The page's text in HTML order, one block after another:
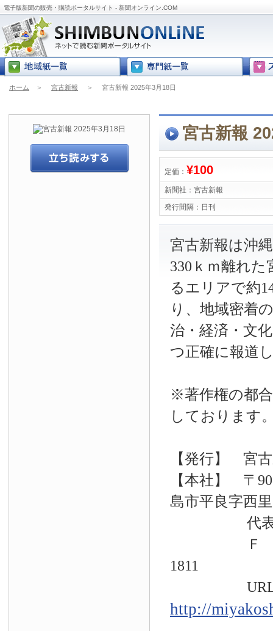
電子版新聞の販売・購読ポータルサイト - 新聞オンライン.COM
ホーム ＞ 宮古新報 ＞ 宮古新報 2025年3月18日
宮古新報
定価： ¥100
新聞社： 宮古新報
発行間隔： 日刊
宮古新報は沖
330ｋｍ離れ
るエリアで約
り、地域密着
治・経済・文
つ正確に報道
※著作権の都
しております
【発行】 宮
【本社】 〒
島市平良字西
代表電話
Ｆ Ａ
1811
URL
http://